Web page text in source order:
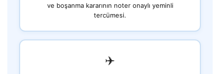
ve boşanma kararının noter onaylı yeminli
tercümesi.
✈️